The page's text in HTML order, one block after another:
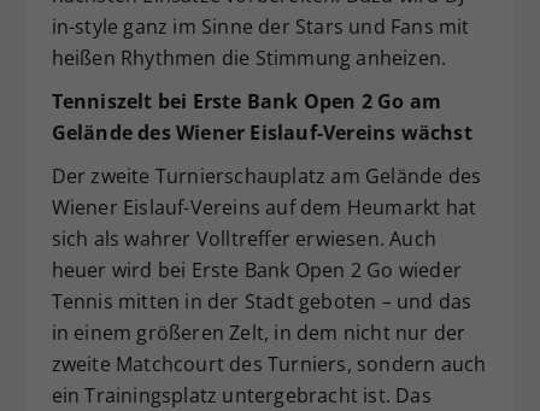
in-style ganz im Sinne der Stars und Fans mit
heißen Rhythmen die Stimmung anheizen.
Tenniszelt bei Erste Bank Open 2 Go am
Gelände des Wiener Eislauf-Vereins wächst
Der zweite Turnierschauplatz am Gelände des
Wiener Eislauf-Vereins auf dem Heumarkt hat
sich als wahrer Volltreffer erwiesen. Auch
heuer wird bei Erste Bank Open 2 Go wieder
Tennis mitten in der Stadt geboten – und das
in einem größeren Zelt, in dem nicht nur der
zweite Matchcourt des Turniers, sondern auch
ein Trainingsplatz untergebracht ist. Das